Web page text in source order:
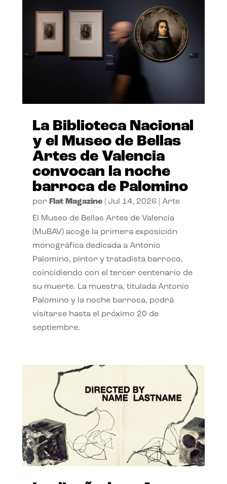
La Biblioteca Nacional
y el Museo de Bellas
Artes de Valencia
convocan la noche
barroca de Palomino
por Flat Magazine| Jul 14, 2026 Arte
El Museo de Bellas Artes de Valencia
(MuBAV) acoge la primera exposición
monográfica dedicada a Antonio
Palomino, pintor y tratadista barroco,
coincidiendo con el tercer centenario de
su muerte. La muestra, titulada Antonio
Palomino y la noche barroca, podrá
visitarse hasta el próximo 20 de
septiembre.